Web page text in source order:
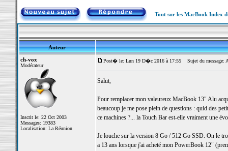
Tout sur les MacBook Index
Auteur
ch-vox
Modérateur
Inscrit le: 22 Oct 2003
Messages: 19383
Localisation: La Réunion
Post� le: Lun 19 D�c 2016 à 17:55 Sujet du message:
Salut,
Pour remplacer mon valeureux MacBook 13" Alu
beaucoup je me pose plein de questions : quid des
ce machines ?... la Touch Bar est-elle vraiment une
Je louche sur la version 8 Go / 512 Go SSD. On le
a 13 ans lorsque j'ai acheté mon PowerBook 12"